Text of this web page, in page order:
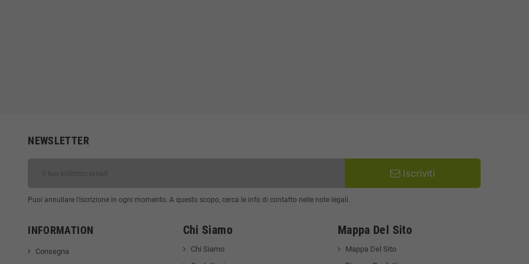
NEWSLETTER
Iscriviti
Puoi annullare l'iscrizione in ogni momento. A questo scopo, cerca le info di contatto nelle note legali.
INFORMATION
Consegna
Chi Siamo
Chi Siamo
Mappa Del Sito
Mappa Del Sito